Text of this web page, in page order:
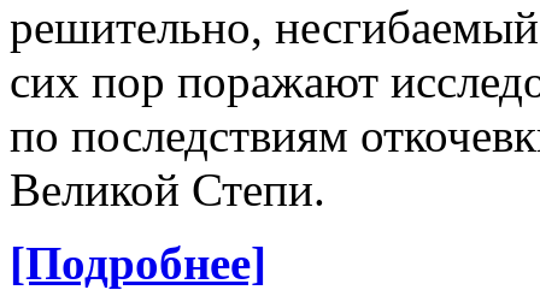
решительно,
сих пор поражают
по последствиям
Великой Степи.
[Подробнее]